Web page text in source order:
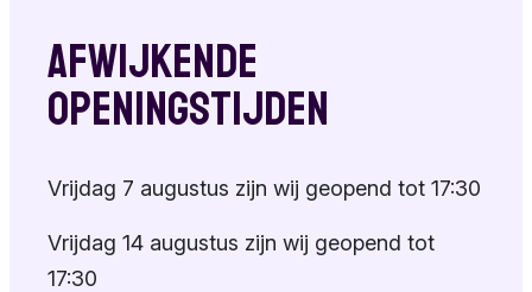
Samen praten
Toolkit
hulp
Suïciderisico
Eigen emoties
Toolkit
partner
Ervaringsverhalen
Terminologie
Doe mee
openingstijden
Over de
preventielijn
Andere
hulpverlening
Afwijkende
openingstijden
Vrijdag 7 augustus zijn wij geopend tot 17:30
Vrijdag 14 augustus zijn wij geopend tot
17:30